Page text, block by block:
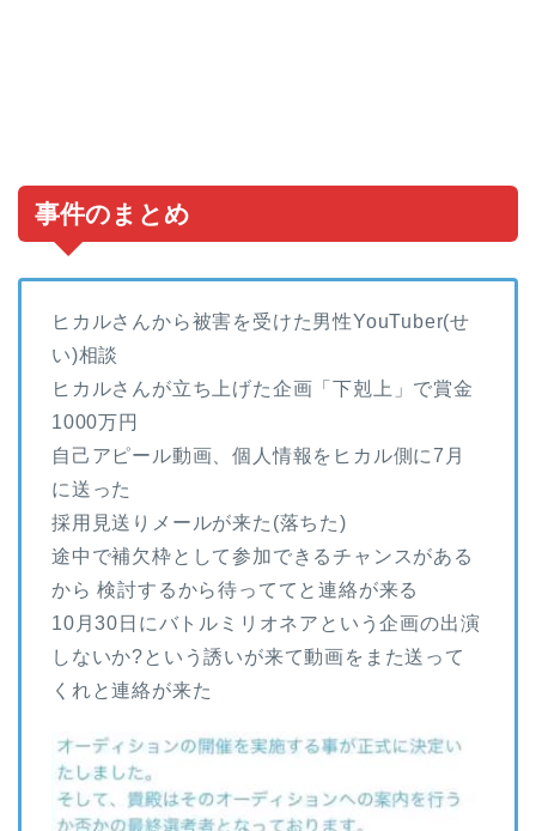
事件のまとめ
ヒカルさんから被害を受けた男性YouTuber(せ
い)相談
ヒカルさんが立ち上げた企画「下剋上」で賞金
1000万円
自己アピール動画、個人情報をヒカル側に7月
に送った
採用見送りメールが来た(落ちた)
途中で補欠枠として参加できるチャンスがある
から 検討するから待っててと連絡が来る
10月30日にバトルミリオネアという企画の出演
しないか?という誘いが来て動画をまた送って
くれと連絡が来た